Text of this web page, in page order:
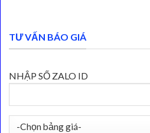
TƯ VẤN BÁO GIÁ
NHẬP SỐ ZALO ID